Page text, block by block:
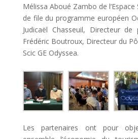
Mélissa Aboué Zambo de
de file du programme européen
Judicaël Chasseuil, Directeur
Frédéric Boutroux, Directeur du
Scic GE Odyssea.
Les partenaires ont pour